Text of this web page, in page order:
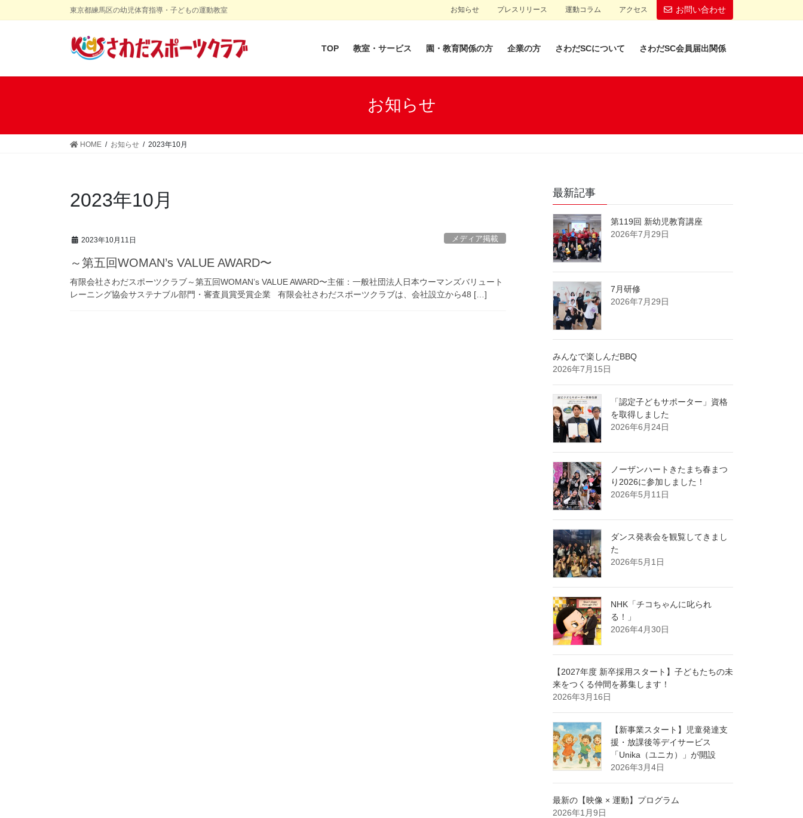
ン
に
ビ
ョ
動
東京都練馬区の幼児体育指導・子どもの運動教室 お知らせ プレスリリース 運動コラム アクセス お問い合わせ
TOP 教室・サービス 園・教育関係の方 企業の方 さわだSCについて さわだSC会員届出関係
お知らせ
HOME お知らせ 2023年10月
2023年10月
2023年10月11日 メディア掲載
～第五回WOMAN’s VALUE AWARD〜
有限会社さわだスポーツクラブ～第五回WOMAN’s VALUE AWARD〜主催：一般社団法人日本ウーマンズバリュート
レーニング協会サステナブル部門・審査員賞受賞企業 有限会社さわだスポーツクラブは、会社設立から48 […]
最新記事
第119回 新幼児教育講座
2026年7月29日
7月研修
2026年7月29日
みんなで楽しんだBBQ
2026年7月15日
「認定子どもサポーター」資格
を取得しました
2026年6月24日
ノーザンハートきたまち春まつ
り2026に参加しました！
2026年5月11日
ダンス発表会を観覧してきまし
た
2026年5月1日
NHK「チコちゃんに叱られ
る！」
2026年4月30日
【2027年度 新卒採用スタート】子どもたちの未
来をつくる仲間を募集します！
2026年3月16日
【新事業スタート】児童発達支
援・放課後等デイサービス
「Unika（ユニカ）」が開設
2026年3月4日
最新の【映像 × 運動】プログラム
2026年1月9日